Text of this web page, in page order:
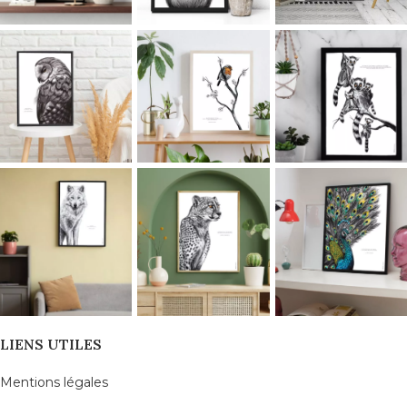
LIENS UTILES
Mentions légales